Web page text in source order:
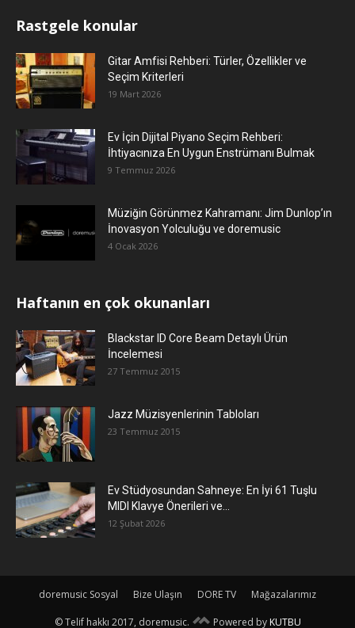
Rastgele konular
Gitar Amfisi Rehberi: Türler, Özellikler ve
Seçim Kriterleri
19 Mart 2026
Ev İçin Dijital Piyano Seçim Rehberi:
İhtiyacınıza En Uygun Enstrümanı Bulmak
9 Temmuz 2026
Müziğin Görünmez Kahramanı: Jim Dunlop’ın
İnovasyon Yolculuğu ve doremusic
4 Ocak 2026
Haftanın en çok okunanları
Blackstar ID Core Beam Detaylı Ürün
İncelemesi
27 Temmuz 2015
Jazz Müzisyenlerinin Tabloları
23 Temmuz 2015
Ev Stüdyosundan Sahneye: En İyi 61 Tuşlu
MIDI Klavye Önerileri ve...
12 Şubat 2026
doremusic Sosyal Bize Ulaşın DORE TV Mağazalarımız
© Telif hakkı 2017, doremusic. Powered by KUTBU